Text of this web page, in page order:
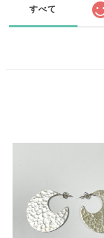
すべて